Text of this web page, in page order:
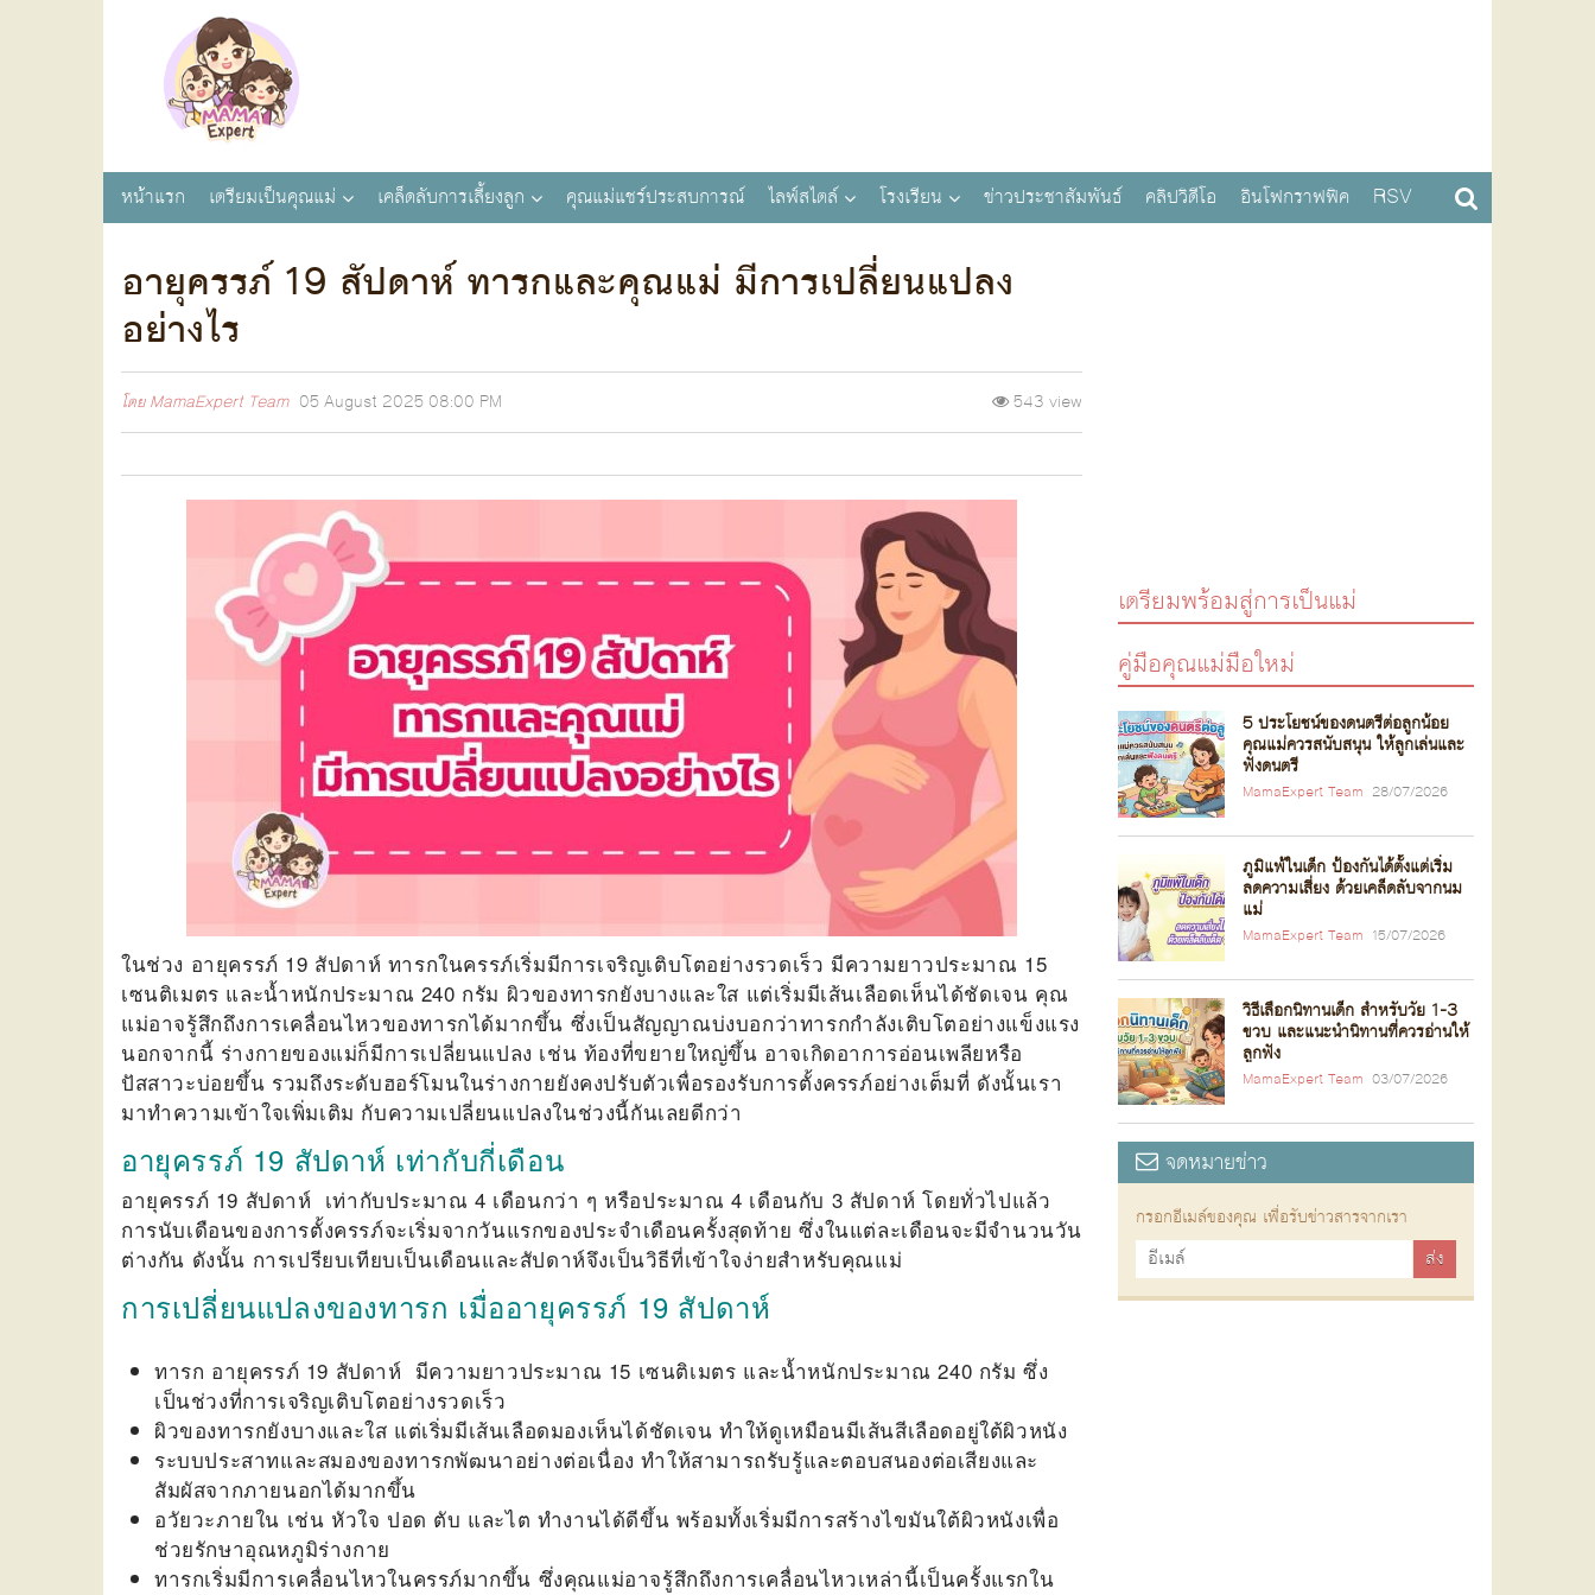
หน้าแรก เตรียมเป็นคุณแม่ เคล็ดลับการเลี้ยงลูก คุณแม่แชร์ประสบการณ์ ไลฟ์สไตล์ โรงเรียน ข่าวประชาสัมพันธ์ คลิปวิดีโอ อินโฟกราฟฟิค RSV
อายุครรภ์ 19 สัปดาห์ ทารกและคุณแม่ มีการเปลี่ยนแปลง
อย่างไร
โดยMamaExpert Team 05 August 2025 08:00 PM 543 view
ในช่วง อายุครรภ์ 19 สัปดาห์ ทารกในครรภ์เริ่มมีการเจริญเติบโตอย่างรวดเร็ว มีความยาวประมาณ 15
เซนติเมตร และน้ำหนักประมาณ 240 กรัม ผิวของทารกยังบางและใส แต่เริ่มมีเส้นเลือดเห็นได้ชัดเจน คุณ
แม่อาจรู้สึกถึงการเคลื่อนไหวของทารกได้มากขึ้น ซึ่งเป็นสัญญาณบ่งบอกว่าทารกกำลังเติบโตอย่างแข็งแรง
นอกจากนี้ ร่างกายของแม่ก็มีการเปลี่ยนแปลง เช่น ท้องที่ขยายใหญ่ขึ้น อาจเกิดอาการอ่อนเพลียหรือ
ปัสสาวะบ่อยขึ้น รวมถึงระดับฮอร์โมนในร่างกายยังคงปรับตัวเพื่อรองรับการตั้งครรภ์อย่างเต็มที่ ดังนั้นเรา
มาทำความเข้าใจเพิ่มเติม กับความเปลี่ยนแปลงในช่วงนี้กันเลยดีกว่า
อายุครรภ์ 19 สัปดาห์ เท่ากับกี่เดือน
อายุครรภ์ 19 สัปดาห์ เท่ากับประมาณ 4 เดือนกว่า ๆ หรือประมาณ 4 เดือนกับ 3 สัปดาห์ โดยทั่วไปแล้ว
การนับเดือนของการตั้งครรภ์จะเริ่มจากวันแรกของประจำเดือนครั้งสุดท้าย ซึ่งในแต่ละเดือนจะมีจำนวนวัน
ต่างกัน ดังนั้น การเปรียบเทียบเป็นเดือนและสัปดาห์จึงเป็นวิธีที่เข้าใจง่ายสำหรับคุณแม่
การเปลี่ยนแปลงของทารก เมื่ออายุครรภ์ 19 สัปดาห์
ทารก อายุครรภ์ 19 สัปดาห์ มีความยาวประมาณ 15 เซนติเมตร และน้ำหนักประมาณ 240 กรัม ซึ่ง
เป็นช่วงที่การเจริญเติบโตอย่างรวดเร็ว
ผิวของทารกยังบางและใส แต่เริ่มมีเส้นเลือดมองเห็นได้ชัดเจน ทำให้ดูเหมือนมีเส้นสีเลือดอยู่ใต้ผิวหนัง
ระบบประสาทและสมองของทารกพัฒนาอย่างต่อเนื่อง ทำให้สามารถรับรู้และตอบสนองต่อเสียงและ
สัมผัสจากภายนอกได้มากขึ้น
อวัยวะภายใน เช่น หัวใจ ปอด ตับ และไต ทำงานได้ดีขึ้น พร้อมทั้งเริ่มมีการสร้างไขมันใต้ผิวหนังเพื่อ
ช่วยรักษาอุณหภูมิร่างกาย
ทารกเริ่มมีการเคลื่อนไหวในครรภ์มากขึ้น ซึ่งคุณแม่อาจรู้สึกถึงการเคลื่อนไหวเหล่านี้เป็นครั้งแรกใน
เตรียมพร้อมสู่การเป็นแม่
คู่มือคุณแม่มือใหม่
5 ประโยชน์ของดนตรีต่อลูกน้อย
คุณแม่ควรสนับสนุน ให้ลูกเล่นและ
ฟังดนตรี
MamaExpert Team 28/07/2026
ภูมิแพ้ในเด็ก ป้องกันได้ตั้งแต่เริ่ม
ลดความเสี่ยง ด้วยเคล็ดลับจากนม
แม่
MamaExpert Team 15/07/2026
วิธีเลือกนิทานเด็ก สำหรับวัย 1-3
ขวบ และแนะนำนิทานที่ควรอ่านให้
ลูกฟัง
MamaExpert Team 03/07/2026
จดหมายข่าว
กรอกอีเมล์ของคุณ เพื่อรับข่าวสารจากเรา